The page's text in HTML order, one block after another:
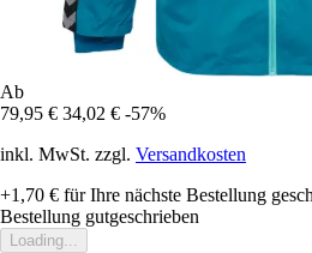
Ab
79,95 € 34,02 € -57%
inkl. MwSt. zzgl. Versandkosten
+1,70 € für Ihre nächste Bestellung
Bestellung gutgeschrieben
Loading...